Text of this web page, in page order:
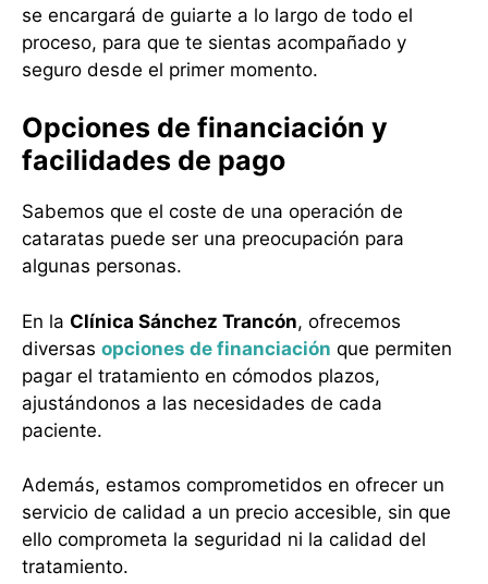
se encargará de guiarte a lo largo de todo el
proceso, para que te sientas acompañado y
seguro desde el primer momento.
Opciones de financiación y
facilidades de pago
Sabemos que el coste de una operación de
cataratas puede ser una preocupación para
algunas personas.
En la Clínica Sánchez Trancón, ofrecemos
diversas opciones de financiación que permiten
pagar el tratamiento en cómodos plazos,
ajustándonos a las necesidades de cada
paciente.
Además, estamos comprometidos en ofrecer un
servicio de calidad a un precio accesible, sin que
ello comprometa la seguridad ni la calidad del
tratamiento.